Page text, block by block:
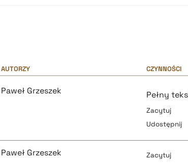
AUTORZY CZYNNOŚCI
Paweł Grzeszek Pełny
Zacytuj
Udostępnij
Paweł Grzeszek
Zacytuj